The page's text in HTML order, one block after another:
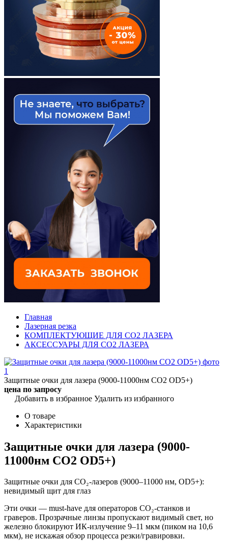
Главная
Лазерная резка
КОМПЛЕКТУЮЩИЕ ДЛЯ CO2 ЛАЗЕРА
АКСЕССУАРЫ ДЛЯ CO2 ЛАЗЕРА
Защитные очки для лазера (9000-11000нм CO2 OD5+)
цена по запросу
Добавить в избранное Удалить из избранного
О товаре
Характеристики
Защитные очки для лазера (9000-
11000нм CO2 OD5+)
Защитные очки для CO₂-лазеров (9000–11000 нм, OD5+):
невидимый щит для глаз
Эти очки — must-have для операторов CO₂-станков и
граверов. Прозрачные линзы пропускают видимый свет, но
железно блокируют ИК-излучение 9–11 мкм (пиком на 10,6
мкм), не искажая обзор процесса резки/гравировки.